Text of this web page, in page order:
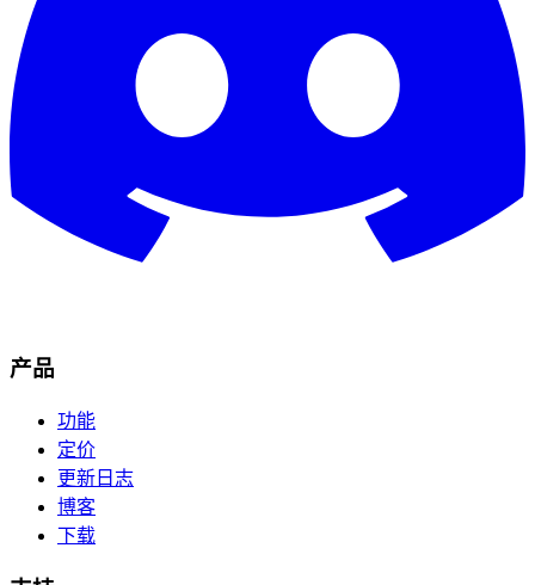
产品
功能
定价
更新日志
博客
下载